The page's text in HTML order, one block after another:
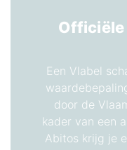
Officiële
Een Vlabel
door de
kader van een
Abitos krijg je